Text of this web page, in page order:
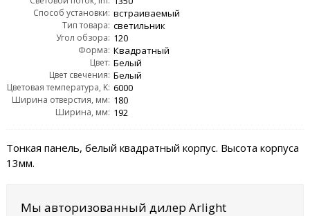
Способ установки: встраиваемый
Тип товара: светильник
Угол обзора: 120
Форма: Квадратный
Цвет: Белый
Цвет свечения: Белый
Цветовая температура, K: 6000
Ширина отверстия, мм: 180
Ширина, мм: 192
Тонкая панель, белый квадратный корпус. Высота корпуса
13мм.
Мы авторизованный дилер Arlight